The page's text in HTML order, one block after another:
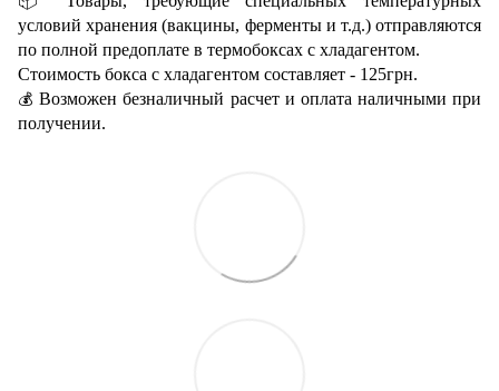
условий хранения (вакцины, ферменты и т.д.) отправляются
по полной предоплате в термобоксах с хладагентом.
Стоимость бокса с хладагентом составляет - 125грн.
💰Возможен безналичный расчет и оплата наличными при
получении.